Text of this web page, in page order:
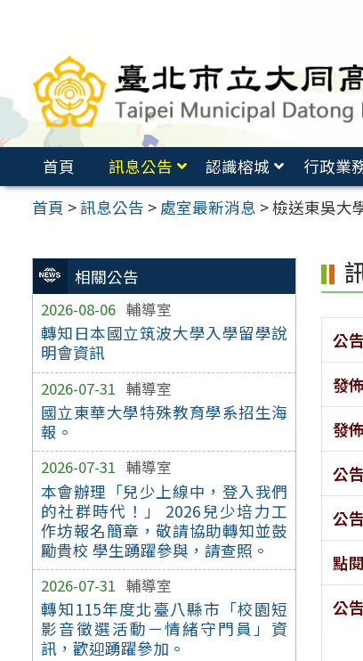
要
容
首頁 訊息公告 認識榕城 行政業
首頁 >訊息公告 > 處室最新消息 >檢送東吳大
相關公告
2026-08-06 輔導室
轉知日本國立筑波大學入學留學說
明會資訊
2026-07-31 輔導室
國立東華大學特殊教育學系招生海
報。
2026-07-31 輔導室
本會辦理「兒少上線中，登入我們
的社群時代！」 2026兒少培力工
作坊報名簡章，敬請協助轉知並鼓
勵貴校 學生踴躍參與，請查照。
2026-07-31 輔導室
轉知115年度北臺八縣市「校園短
影音徵選活動－情緒守門員」資
訊，歡迎踴躍參加。
公
發
發
公
公
點
公